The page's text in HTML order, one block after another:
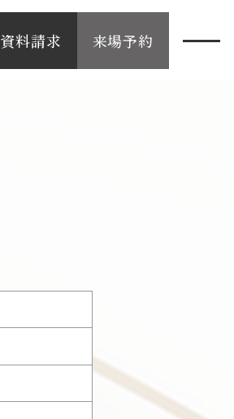
資料請求 来場予約